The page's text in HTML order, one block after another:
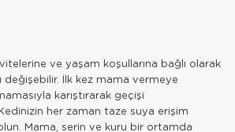
ve yaşam koşullarına bağlı olarak
değişebilir. İlk kez mama vermeye
karıştırarak geçişi
her zaman taze suya erişim
Mama, serin ve kuru bir ortamda